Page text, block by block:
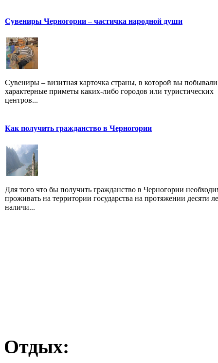
Сувениры Черногории – частичка народной души
Сувениры – визитная карточка страны, в которой вы
характерные приметы каких-либо городов или туристических
центров...
Как получить гражданство в Черногории
Для того что бы получить гражданство в Черногории
проживать на территории государства на протяжении десяти
наличи...
Отдых: